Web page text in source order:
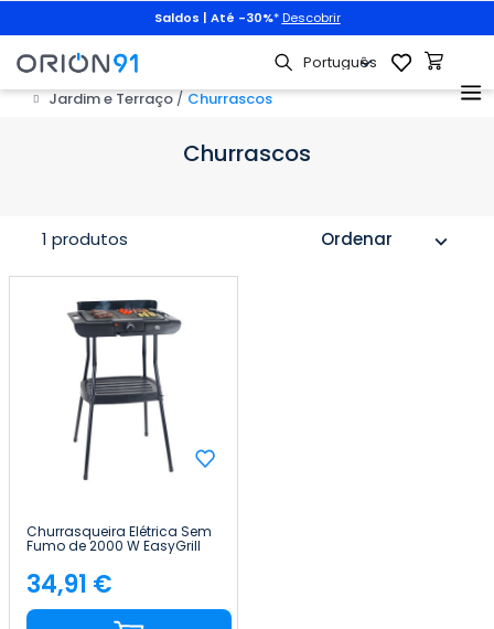
Saldos | Até -30%* Descobrir
Jardim e Terraço Churrascos
Churrascos
Ordenar expand_more
1 produtos
Churrasqueira Elétrica Sem
Fumo de 2000 W EasyGrill
Preço
34,91 €